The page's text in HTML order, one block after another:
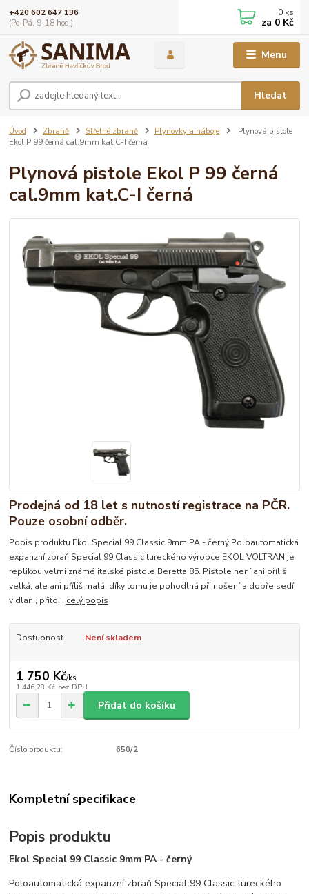
Menu
Hledat
+420 602 647 136
(Po-Pá, 9-18 hod.)
0 ks
za 0 Kč
Úvod Zbraně Střelné zbraně Plynovky a náboje
Plynová pistole
Ekol P 99 černá cal.9mm kat.C-I černá
Plynová pistole Ekol P 99 černá
cal.9mm kat.C-I černá
Prodejná od 18 let s nutností registrace na PČR.
Pouze osobní odběr.
Popis produktu Ekol Special 99 Classic 9mm PA - černý Poloautomatická
expanzní zbraň Special 99 Classic tureckého výrobce EKOL VOLTRAN je
replikou velmi známé italské pistole Beretta 85. Pistole není ani příliš
velká, ale ani příliš malá, díky tomu je pohodlná při nošení a dobře sedí
v dlani, přito... celý popis
Dostupnost Není skladem
1 750 Kč/ks
1 446,28 Kč bez DPH
Přidat do košíku
Číslo produktu: 650/2
Kompletní specifikace
Popis produktu
Ekol Special 99 Classic 9mm PA - černý
Poloautomatická expanzní zbraň Special 99 Classic tureckého